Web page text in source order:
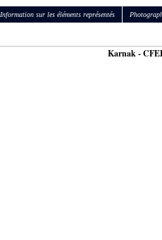
Information sur les éléments représentés